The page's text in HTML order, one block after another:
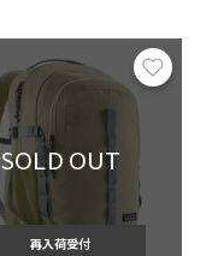
SOLD OUT
再入荷受付